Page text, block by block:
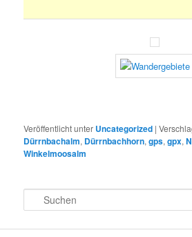
Veröffentlicht unter Uncategorized |
Dürrnbachalm, Dürrnbachhorn,gps,gpx,
Winkelmoosalm
u